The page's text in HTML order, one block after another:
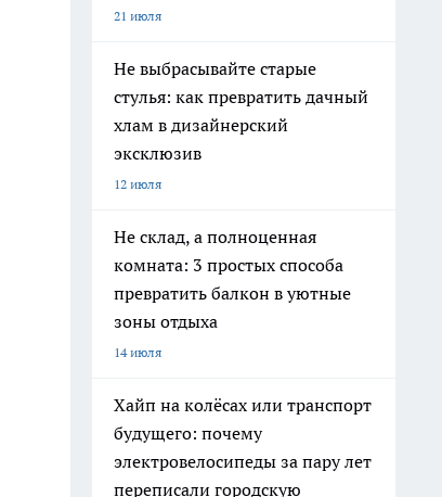
21 июля
Не выбрасывайте старые
стулья: как превратить дачный
хлам в дизайнерский
эксклюзив
12 июля
Не склад, а полноценная
комната: 3 простых способа
превратить балкон в уютные
зоны отдыха
14 июля
Хайп на колёсах или транспорт
будущего: почему
электровелосипеды за пару лет
переписали городскую